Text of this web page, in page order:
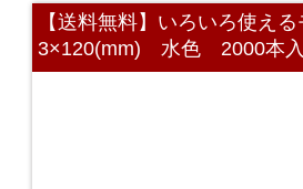
【送料無料】いろいろ使え
3×120(mm) 水色 2000本入